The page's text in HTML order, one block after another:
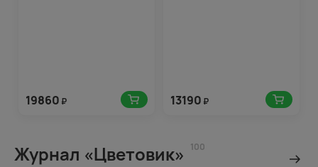
19860 ₽ 13190 ₽
Журнал «Цветовик» 100